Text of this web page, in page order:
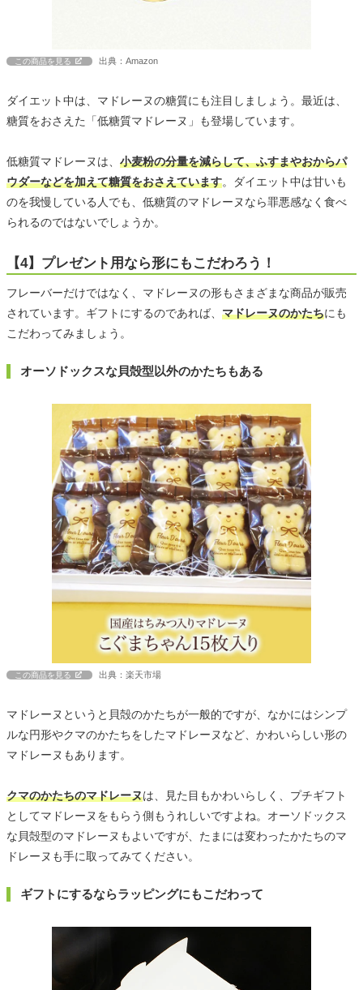
この商品を見る 出典：Amazon
ダイエット中は、マドレーヌの糖質にも注目しましょう。最近は、
糖質をおさえた「低糖質マドレーヌ」も登場しています。
低糖質マドレーヌは、 小麦粉の分量を減らして、ふすまやおからパ
ウダーなどを加えて糖質をおさえています。ダイエット中は甘いも
のを我慢している人でも、低糖質のマドレーヌなら罪悪感なく食べ
られるのではないでしょうか。
【4】プレゼント用なら形にもこだわろう！
フレーバーだけではなく、マドレーヌの形もさまざまな商品が販売
されています。ギフトにするのであれば、 マドレーヌのかたちにも
こだわってみましょう。
オーソドックスな貝殻型以外のかたちもある
この商品を見る 出典：楽天市場
マドレーヌというと貝殻のかたちが一般的ですが、なかにはシンプ
ルな円形やクマのかたちをしたマドレーヌなど、かわいらしい形の
マドレーヌもあります。
クマのかたちのマドレーヌは、見た目もかわいらしく、プチギフト
としてマドレーヌをもらう側もうれしいですよね。オーソドックス
な貝殻型のマドレーヌもよいですが、たまには変わったかたちのマ
ドレーヌも手に取ってみてください。
ギフトにするならラッピングにもこだわって